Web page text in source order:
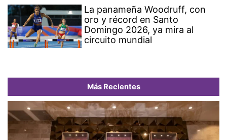
La panameña Woodruff, con
oro y récord en Santo
Domingo 2026, ya mira al
circuito mundial
Más Recientes